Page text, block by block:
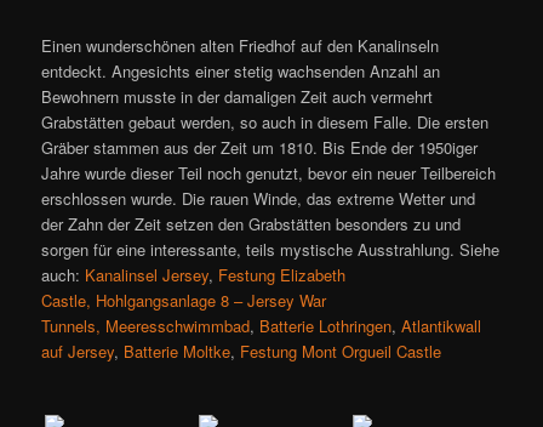
Einen wunderschönen alten Friedhof auf den Kanalinseln
entdeckt. Angesichts einer stetig wachsenden Anzahl an
Bewohnern musste in der damaligen Zeit auch vermehrt
Grabstätten gebaut werden, so auch in diesem Falle. Die ersten
Gräber stammen aus der Zeit um 1810. Bis Ende der 1950iger
Jahre wurde dieser Teil noch genutzt, bevor ein neuer Teilbereich
erschlossen wurde. Die rauen Winde, das extreme Wetter und
der Zahn der Zeit setzen den Grabstätten besonders zu und
sorgen für eine interessante, teils mystische Ausstrahlung. Siehe
auch: Kanalinsel Jersey, Festung Elizabeth
Castle, Hohlgangsanlage 8 – Jersey War
Tunnels, Meeresschwimmbad, Batterie Lothringen,Atlantikwall
auf Jersey, Batterie Moltke, Festung Mont Orgueil Castle